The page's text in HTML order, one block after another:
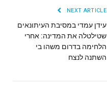
NEXT ARTICLE
עידן עמדי במסיבת העיתונאים
שטילטלה את המדינה: אחרי
הלחימה בדרום משהו בי
השתנה לנצח